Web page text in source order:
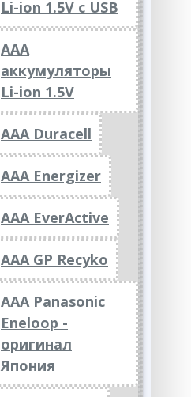
Li-ion 1.5V с USB
ААА
аккумуляторы
Li-ion 1.5V
AAA Duracell
AAA Energizer
AAA EverActive
AAA GP Recyko
AAA Panasonic
Eneloop -
оригинал
Япония